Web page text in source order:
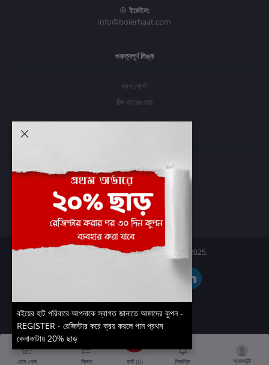
ইমেইল:
info@boierhaat.com
গুরুত্বপূর্ণ লিঙ্ক
ব্লগ পোস্ট
টিম বইয়ের হাট
প্রবেশ করুন
অর্ডার ইতিহাস
আমার ইচ্ছাগুলি
অর্ডার ট্র্যাকিং
Boier Haat™ | © All rights reserved 2025.
হোম পেজ বিভাগ কার্ট (0) বিজ্ঞপ্তি অ্যাকাউন্ট
বইয়ের হাট পরিবারে আপনাকে স্বাগত জানাতে আমাদের কুপন -
REGISTER - রেজিস্টার করে ক্রয় করলে পান প্রথম
কেনাকাটায় 20% ছাড়